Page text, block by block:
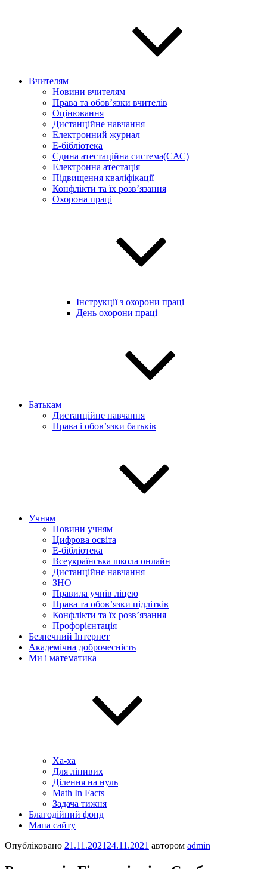
Вчителям
Новини вчителям
Права та обов’язки вчителів
Оцінювання
Дистанційне навчання
Електронний журнал
E-бібліотека
Єдина атестаційна система(ЄАС)
Електронна атестація
Підвищення кваліфікації
Конфлікти та їх розв’язання
Охорона праці
Інструкції з охорони праці
День охорони праці
Батькам
Дистанційне навчання
Права і обов’язки батьків
Учням
Новини учням
Цифрова освіта
E-бібліотека
Всеукраїнська школа онлайн
Дистанційне навчання
ЗНО
Правила учнів ліцею
Права та обов’язки підлітків
Конфлікти та їх розв’язання
Профорієнтація
Безпечний Інтернет
Академічна доброчесність
Ми і математика
Ха-ха
Для лінивих
Ділення на нуль
Math In Facts
Задача тижня
Благодійний фонд
Мапа сайту
Опубліковано 21.11.2021 24.11.2021 автором admin